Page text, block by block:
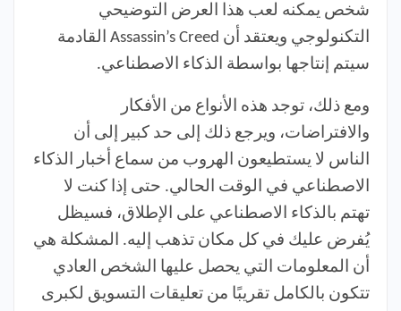
شخص يمكنه لعب هذا العرض التوضيحي
التكنولوجي ويعتقد أن Assassin’s Creed القادمة
سيتم إنتاجها بواسطة الذكاء الاصطناعي.
ومع ذلك، توجد هذه الأنواع من الأفكار
والافتراضات، ويرجع ذلك إلى حد كبير إلى أن
الناس لا يستطيعون الهروب من سماع أخبار الذكاء
الاصطناعي في الوقت الحالي. حتى إذا كنت لا
تهتم بالذكاء الاصطناعي على الإطلاق، فسيظل
يُفرض عليك في كل مكان تذهب إليه. المشكلة هي
أن المعلومات التي يحصل عليها الشخص العادي
تتكون بالكامل تقريبًا من تعليقات التسويق لكبرى